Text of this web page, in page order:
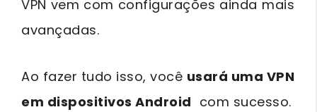
VPN vem com configurações ainda mais
avançadas.
Ao fazer tudo isso, você usará uma VPN
em dispositivos Android com sucesso.